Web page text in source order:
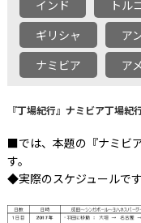
インド
トル
ギリシャ
ア
ナミビア
ア
『丁場紀行』ナミビア丁場
■では、本題の『ナミビ
す。
◆実際のスケジュールです